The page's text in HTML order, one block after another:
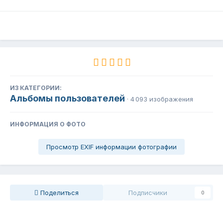
ИЗ КАТЕГОРИИ:
Альбомы пользователей · 4 093 изображения
ИНФОРМАЦИЯ О ФОТО
Просмотр EXIF информации фотографии
Поделиться Подписчики 0